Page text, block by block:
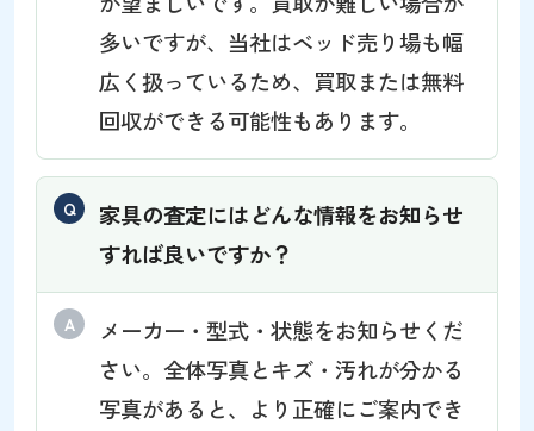
多いですが、当社はベッド売り場も幅
広く扱っているため、買取または無料
回収ができる可能性もあります。
家具の査定にはどんな情報をお知らせ
すれば良いですか？
メーカー・型式・状態をお知らせくだ
さい。全体写真とキズ・汚れが分かる
写真があると、より正確にご案内でき